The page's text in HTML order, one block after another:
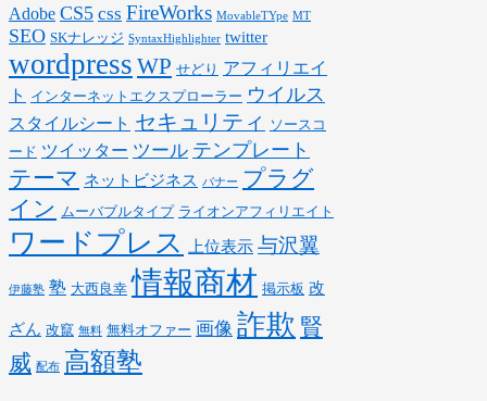
Adobe CS5 css FireWorks MovableTYpe MT
SEO SKナレッジ SyntaxHighlighter twitter
wordpress WP せどり アフィリエイ
ト
インターネットエクスプローラー ウイルス
スタイルシート セキュリティ
ソースコ
ード ツイッター ツール テンプレート
テーマ ネットビジネス バナー プラグ
イン ムーバブルタイプ ライオンアフィリエイト
ワードプレス 上位表示 与沢翼
伊藤塾 塾 大西良幸 情報商材 掲示板 改
ざん 改竄 無料 無料オファー 画像 詐欺 賢
威 配布 高額塾